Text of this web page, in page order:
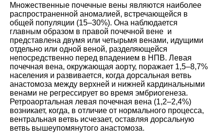
Множественные почечные вены являются наиболее
распространенной аномалией, встречающейся в
общей популяции (15–30%). Она наблюдается
главным образом в правой почечной вене и
представлена двумя или четырьмя венами, идущими
отдельно или одной веной, разделяющейся
непосредственно перед впадением в НПВ. Левая
почечная вена, окружающая аорту, поражает 1,5–8,7%
населения и развивается, когда дорсальная ветвь
анастомоза между верхней и нижней кардинальными
венами не регрессирует во время эмбриогенеза.
Ретроаортальная левая почечная вена (1,2–2,4%)
возникает, когда, в отличие от нормального процесса,
вентральная ветвь исчезает, оставляя дорсальную
ветвь вышеупомянутого анастомоза.